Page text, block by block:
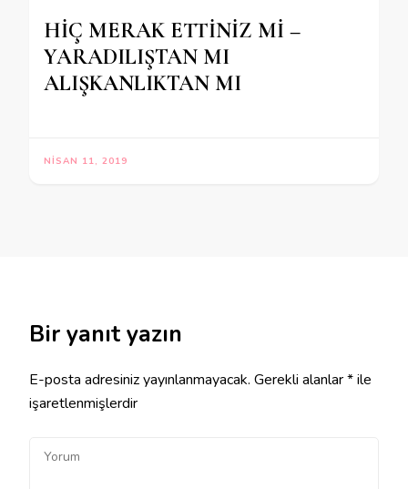
HİÇ MERAK ETTİNİZ Mİ –
YARADILIŞTAN MI
ALIŞKANLIKTAN MI
NISAN 11, 2019
Bir yanıt yazın
E-posta adresiniz yayınlanmayacak. Gerekli alanlar*ile
işaretlenmişlerdir